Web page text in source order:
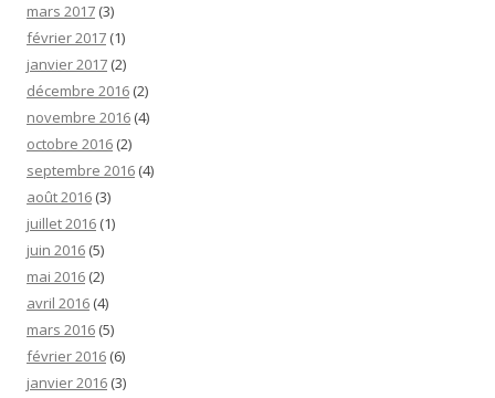
mars 2017 (3)
février 2017 (1)
janvier 2017 (2)
décembre 2016 (2)
novembre 2016 (4)
octobre 2016 (2)
septembre 2016 (4)
août 2016 (3)
juillet 2016 (1)
juin 2016 (5)
mai 2016 (2)
avril 2016 (4)
mars 2016 (5)
février 2016 (6)
janvier 2016 (3)